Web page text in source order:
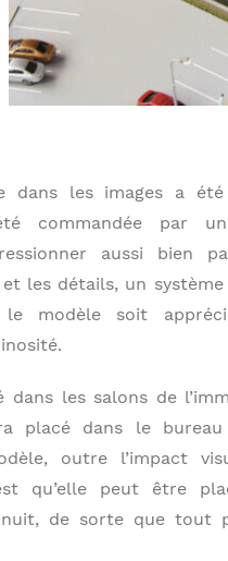
dans les images a
commandée par
aussi bien
les détails, un système
modèle soit
dans les salons de
placé dans le bureau
outre l’impact
qu’elle peut être
de sorte que tout